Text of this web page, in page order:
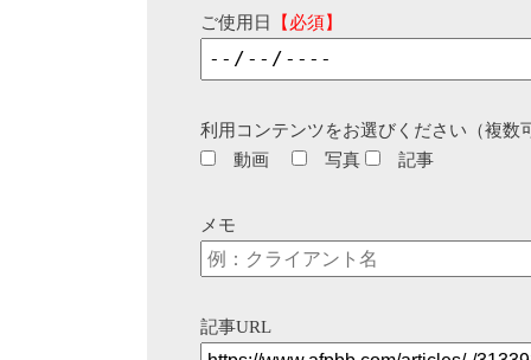
ご使用日 【必須】
利用コンテンツをお選びください（複数
動画
写真 記事
メモ
記事URL